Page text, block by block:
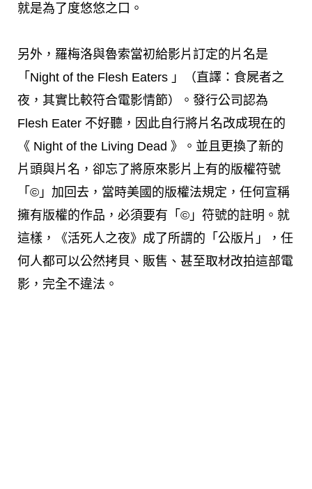
就是為了度悠悠之口。
另外，羅梅洛與魯索當初給影片訂定的片名是
「Night of the Flesh Eaters 」（直譯：食屍者之
夜，其實比較符合電影情節）。發行公司認為
Flesh Eater 不好聽，因此自行將片名改成現在的
《 Night of the Living Dead 》。並且更換了新的
片頭與片名，卻忘了將原來影片上有的版權符號
「©」加回去，當時美國的版權法規定，任何宣稱
擁有版權的作品，必須要有「©」符號的註明。就
這樣，《活死人之夜》成了所謂的「公版片」，任
何人都可以公然拷貝、販售、甚至取材改拍這部電
影，完全不違法。